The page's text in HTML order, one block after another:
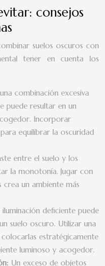
consejos
suelos oscuros con
tener en cuenta los
combinación excesiva
puede resultar en un
Incorporar
equilibrar la oscuridad
entre el suelo y los
la monotonía. Jugar con
un ambiente más
iluminación deficiente puede
suelo oscuro. Utilizar una
estratégicamente
luminoso y acogedor.
Un exceso de objetos